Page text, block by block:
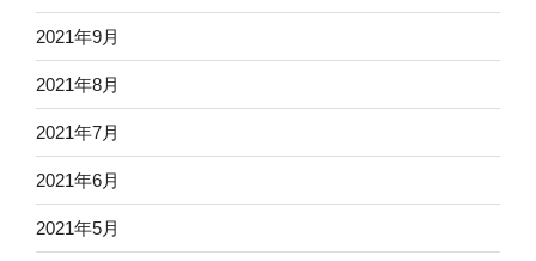
2021年9月
2021年8月
2021年7月
2021年6月
2021年5月